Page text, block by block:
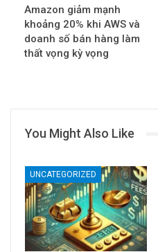
Amazon giảm mạnh
khoảng 20% khi AWS và
doanh số bán hàng làm
thất vọng kỳ vọng
You Might Also Like
UNCATEGORIZED